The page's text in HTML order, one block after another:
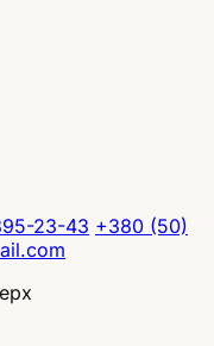
23-43 +380 (50)